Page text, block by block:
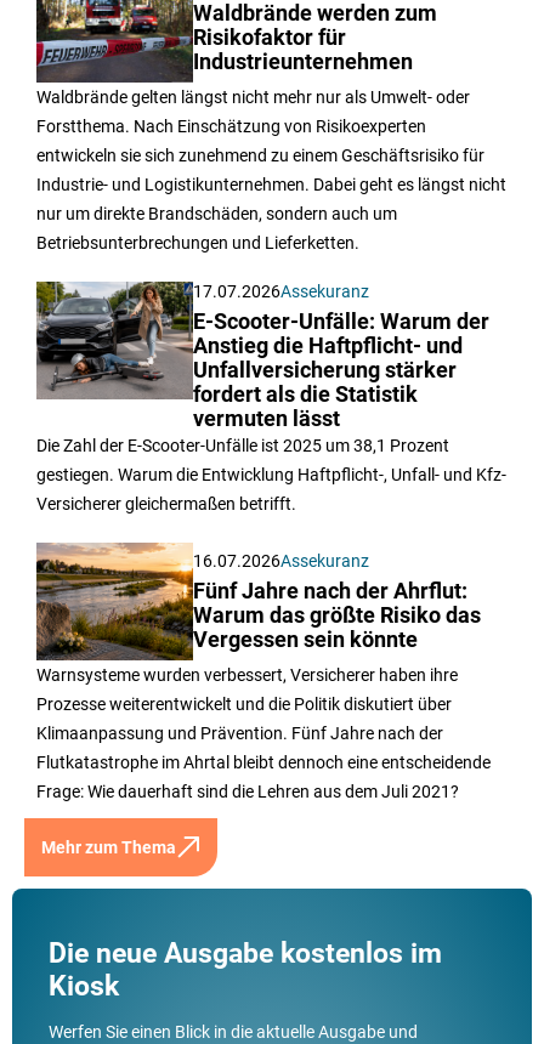
Waldbrände werden zum
Risikofaktor für
Industrieunternehmen
Waldbrände gelten längst nicht mehr nur als Umwelt- oder
Forstthema. Nach Einschätzung von Risikoexperten
entwickeln sie sich zunehmend zu einem Geschäftsrisiko für
Industrie- und Logistikunternehmen. Dabei geht es längst nicht
nur um direkte Brandschäden, sondern auch um
Betriebsunterbrechungen und Lieferketten.
17.07.2026Assekuranz
E-Scooter-Unfälle: Warum der
Anstieg die Haftpflicht- und
Unfallversicherung stärker
fordert als die Statistik
vermuten lässt
Die Zahl der E-Scooter-Unfälle ist 2025 um 38,1 Prozent
gestiegen. Warum die Entwicklung Haftpflicht-, Unfall- und Kfz-
Versicherer gleichermaßen betrifft.
16.07.2026Assekuranz
Fünf Jahre nach der Ahrflut:
Warum das größte Risiko das
Vergessen sein könnte
Warnsysteme wurden verbessert, Versicherer haben ihre
Prozesse weiterentwickelt und die Politik diskutiert über
Klimaanpassung und Prävention. Fünf Jahre nach der
Flutkatastrophe im Ahrtal bleibt dennoch eine entscheidende
Frage: Wie dauerhaft sind die Lehren aus dem Juli 2021?
Mehr zum Thema
Die neue Ausgabe kostenlos im
Kiosk
Werfen Sie einen Blick in die aktuelle Ausgabe und